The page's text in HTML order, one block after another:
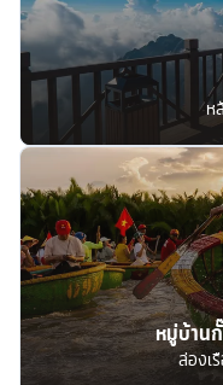
ห
หมู่บ้าน
ล่องเ